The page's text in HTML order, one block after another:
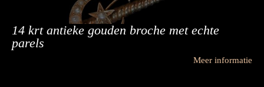
14 krt antieke gouden broche met echte
parels
Meer informatie